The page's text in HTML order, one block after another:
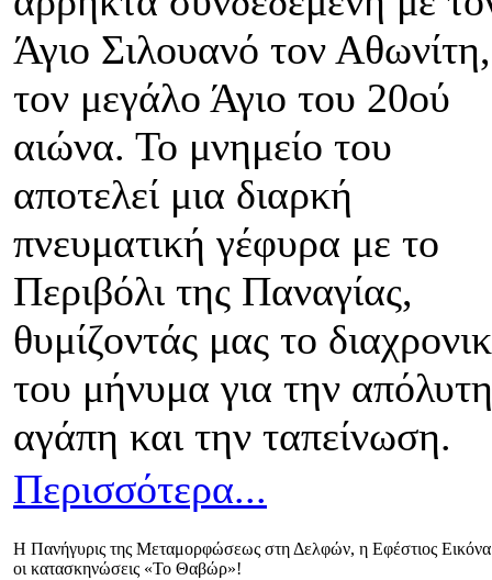
Άγιο Σιλουανό τον Αθωνίτη,
τον μεγάλο Άγιο του 20ού
αιώνα. Το μνημείο του
αποτελεί μια διαρκή
πνευματική γέφυρα με το
Περιβόλι της Παναγίας,
θυμίζοντάς μας το
του μήνυμα για την απόλυτη
αγάπη και την ταπείνωση.
Περισσότερα...
Η Πανήγυρις της Μεταμορφώσεως στη Δελφών, η Εφέστιος Εικόνα
οι κατασκηνώσεις «Το Θαβώρ»!